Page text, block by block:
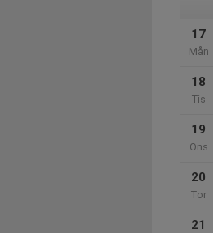
17
Mån
18
Tis
19
Ons
20
Tor
21